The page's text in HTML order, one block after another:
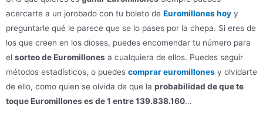
acercarte a un jorobado con tu boleto de Euromillones hoy y
preguntarle qué le parece que se lo pases por la chepa. Si eres de
los que creen en los dioses, puedes encomendar tu número para
el sorteo de Euromillones a cualquiera de ellos. Puedes seguir
métodos estadísticos, o puedes comprar euromillones y olvidarte
de ello, como quien se olvida de que la probabilidad de que te
toque Euromillones es de 1 entre 139.838.160…